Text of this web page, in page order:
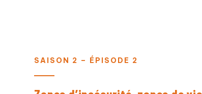
SAISON 2 – ÉPISODE 2